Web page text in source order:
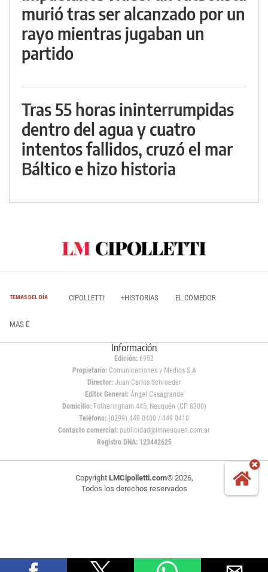
murió tras ser alcanzado por un
rayo mientras jugaban un
partido
Tras 55 horas ininterrumpidas
dentro del agua y cuatro
intentos fallidos, cruzó el mar
Báltico e hizo historia
TEMAS DEL DÍA CIPOLLETTI +HISTORIAS EL COMEDOR
MAS E
Información
Edición: 6952
Propietario:Comunicaciones y Medios S.A
Director: Juan Carlos Schroeder
Editor General:Ángel Casagrande
Domicilio:Fotheringham 445, Neuquén (CP 8300)
Teléfono: (0299) 449 0400 / 449 0410
Contacto comercial: publicidad@lmneuquen.com.ar
Registro DNA: 123442625
Copyright LMCipolletti.com© 2026,
Todos los derechos reservados